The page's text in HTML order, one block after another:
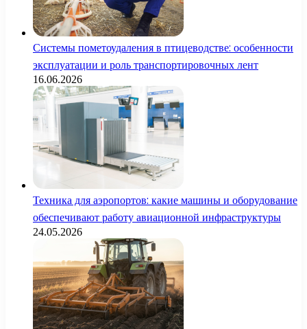
Системы пометоудаления в птицеводстве: особенности
эксплуатации и роль транспортировочных лент
16.06.2026
Техника для аэропортов: какие машины и оборудование
обеспечивают работу авиационной инфраструктуры
24.05.2026